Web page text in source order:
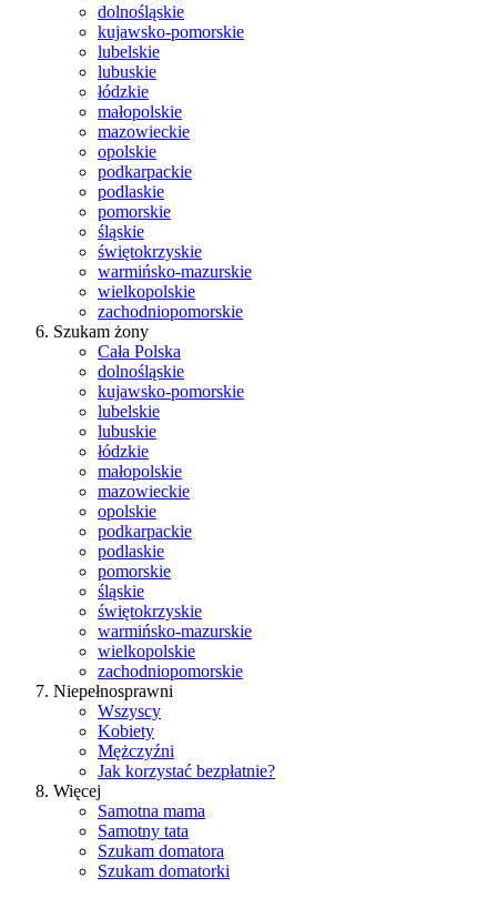
dolnośląskie
kujawsko-pomorskie
lubelskie
lubuskie
łódzkie
małopolskie
mazowieckie
opolskie
podkarpackie
podlaskie
pomorskie
śląskie
świętokrzyskie
warmińsko-mazurskie
wielkopolskie
zachodniopomorskie
Szukam żony
Cała Polska
dolnośląskie
kujawsko-pomorskie
lubelskie
lubuskie
łódzkie
małopolskie
mazowieckie
opolskie
podkarpackie
podlaskie
pomorskie
śląskie
świętokrzyskie
warmińsko-mazurskie
wielkopolskie
zachodniopomorskie
Niepełnosprawni
Wszyscy
Kobiety
Mężczyźni
Jak korzystać bezpłatnie?
Więcej
Samotna mama
Samotny tata
Szukam domatora
Szukam domatorki